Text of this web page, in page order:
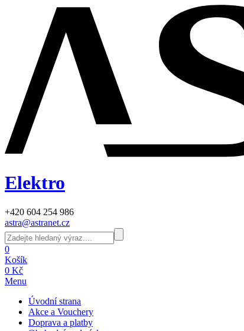
Elektro
+420 604 254 986
astra@astranet.cz
0
Košík
0 Kč
Menu
Úvodní strana
Akce a Vouchery
Doprava a platby